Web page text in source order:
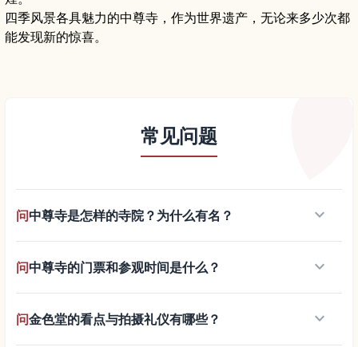
四季风景各具魅力的中尊寺，作为世界遗产，无论来多少次都
能发现新的惊喜。
常见问题
问中尊寺是怎样的寺院？为什么有名？ keyboard_arrow_down
问中尊寺的门票和参观时间是什么？ keyboard_arrow_down
问金色堂的看点与拍摄礼仪有哪些？ keyboard_arrow_down